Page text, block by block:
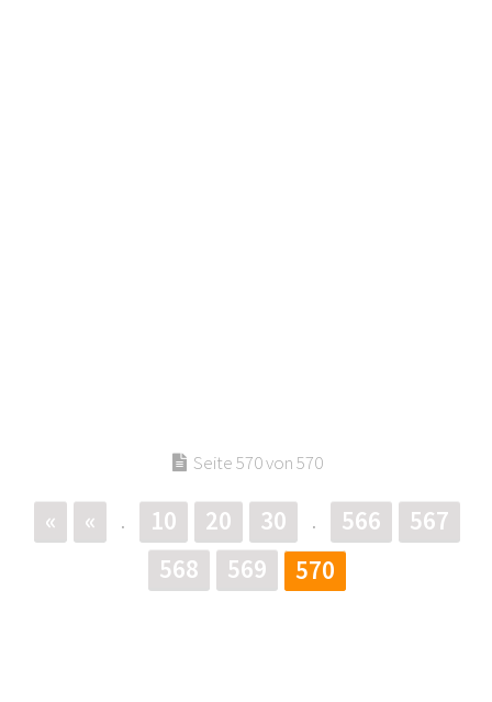
Seite 570 von 570
« « . 10 20 30 . 566
567
568
569 570